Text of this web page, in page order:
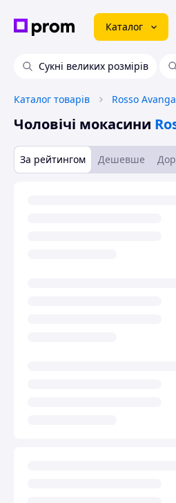
Каталог
Сукні великих розмірів
Каталог товарів Rosso
Чоловічі мокасини
За рейтингом Дешевше